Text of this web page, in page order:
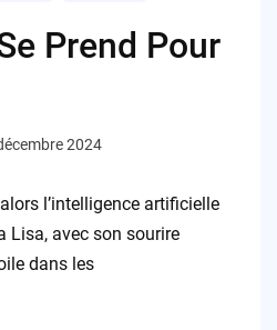
Prend Pour
2024
l’intelligence artificielle
Lisa, avec son sourire
dans les